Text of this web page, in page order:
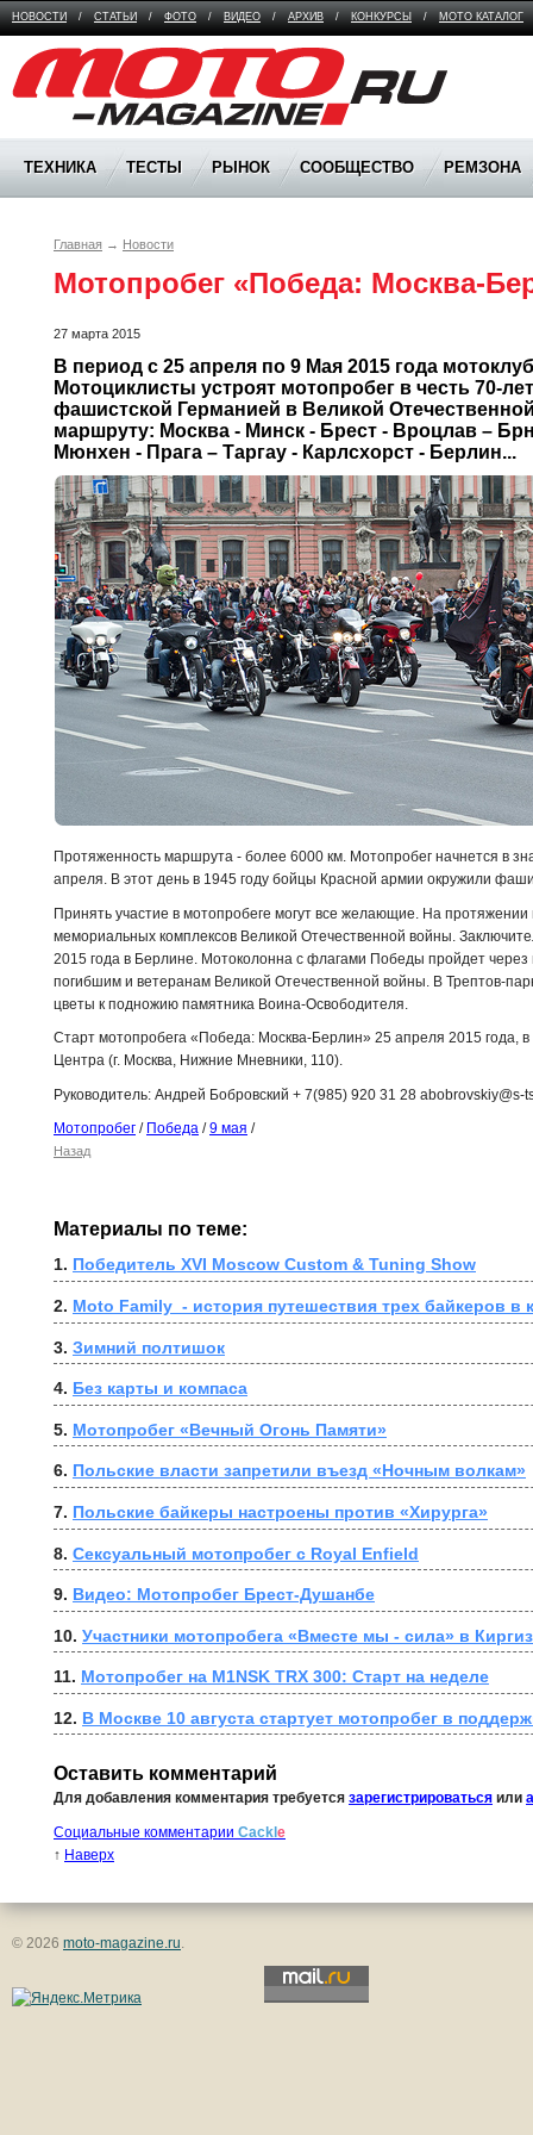
НОВОСТИ / СТАТЬИ / ФОТО / ВИДЕО / АРХИВ / КОНКУРСЫ / МОТО КАТАЛОГ
Moto Magazine
ТЕХНИКА ТЕСТЫ РЫНОК СООБЩЕСТВО РЕМЗОНА
Главная → Новости
Мотопробег «Победа: Москва-
27 марта 2015
В период с 25 апреля по 9 Мая 2015 года
Мотоциклисты устроят мотопробег в честь 70-
фашистской Германией в Великой
маршруту: Москва - Минск - Брест - Вроцлав –
Мюнхен - Прага – Таргау - Карлсхорст - Берлин...
Протяженность маршрута - более 6000 км. Мотопробег начнется в
апреля. В этот день в 1945 году бойцы Красной армии окружили
Принять участие в мотопробеге могут все желающие. На
мемориальных комплексов Великой Отечественной войны.
2015 года в Берлине. Мотоколонна с флагами Победы пройдет через
погибшим и ветеранам Великой Отечественной войны. В Трептов-
цветы к подножию памятника Воина-Освободителя.
Старт мотопробега «Победа: Москва-Берлин» 25 апреля 2015 года,
Центра (г. Москва, Нижние Мневники, 110).
Руководитель: Андрей Бобровский + 7(985) 920 31 28 abobrovskiy@s-
Мотопробег / Победа /9 мая /
Назад
Материалы по теме:
1. Победитель XVI Moscow Custom & Tuning Show
2. Moto Family  - история путешествия трех байкеров в
3. Зимний полтишок
4. Без карты и компаса
5. Мотопробег «Вечный Огонь Памяти»
6. Польские власти запретили въезд «Ночным волкам»
7. Польские байкеры настроены против «Хирурга»
8. Сексуальный мотопробег с Royal Enfield
9. Видео: Мотопробег Брест-Душанбе
10. Участники мотопробега «Вместе мы - сила» в
11. Мотопробег на M1NSK TRX 300: Старт на неделе
12. В Москве 10 августа стартует мотопробег в
Оставить комментарий
Для добавления комментария требуется зарегистрироваться или
Социальные комментарии Cackle
↑ Наверх
© 2026 moto-magazine.ru